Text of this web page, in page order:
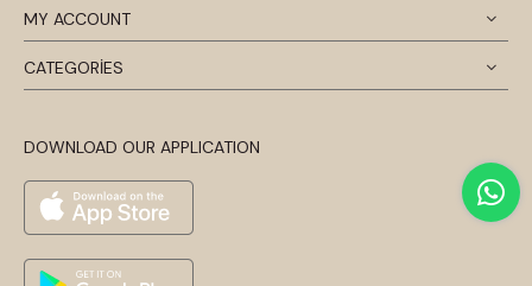
MY ACCOUNT
CATEGORİES
DOWNLOAD OUR APPLICATION